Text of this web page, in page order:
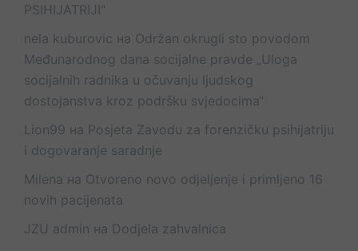
PSIHIJATRIJI“
nela kuburovic на Održan okrugli sto povodom
Međunarodnog dana socijalne pravde „Uloga
socijalnih radnika u očuvanju ljudskog
dostojanstva kroz podršku svjedocima“
Lion99 на Posjeta Zavodu za forenzičku psihijatriju
i dogovaranje saradnje
Milena на Otvoreno novo odjeljenje i primljeno 16
novih pacijenata
JZU admin на Dodjela zahvalnica